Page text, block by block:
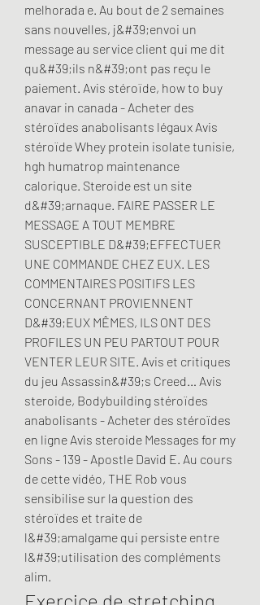
melhorada e. Au bout de 2 semaines
sans nouvelles, j&#39;envoi un
message au service client qui me dit
qu&#39;ils n&#39;ont pas reçu le
paiement. Avis stéroïde, how to buy
anavar in canada - Acheter des
stéroïdes anabolisants légaux Avis
stéroïde Whey protein isolate tunisie,
hgh humatrop maintenance
calorique. Steroide est un site
d&#39;arnaque. FAIRE PASSER LE
MESSAGE A TOUT MEMBRE
SUSCEPTIBLE D&#39;EFFECTUER
UNE COMMANDE CHEZ EUX. LES
COMMENTAIRES POSITIFS LES
CONCERNANT PROVIENNENT
D&#39;EUX MÊMES, ILS ONT DES
PROFILES UN PEU PARTOUT POUR
VENTER LEUR SITE. Avis et critiques
du jeu Assassin&#39;s Creed… Avis
steroide, Bodybuilding stéroïdes
anabolisants - Acheter des stéroïdes
en ligne Avis steroide Messages for my
Sons - 139 - Apostle David E. Au cours
de cette vidéo, THE Rob vous
sensibilise sur la question des
stéroïdes et traite de
l&#39;amalgame qui persiste entre
l&#39;utilisation des compléments
alim.
Exercice de stretching,